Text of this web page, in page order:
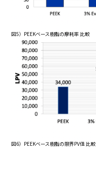
図5）PEEKベース樹脂の摩耗率 比較
図6）PEEKベース樹脂の限界PV値 比較